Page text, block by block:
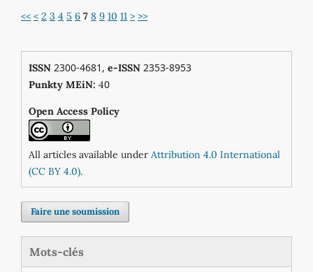
<< < 2 3 4 5 6 7 8 9 10 11 > >>
ISSN2300-4681, e-ISSN2353-8953
Punkty MEiN: 40
Open Access Policy
All articles available under Attribution 4.0 International
(CC BY 4.0).
Faire une soumission
Mots-clés